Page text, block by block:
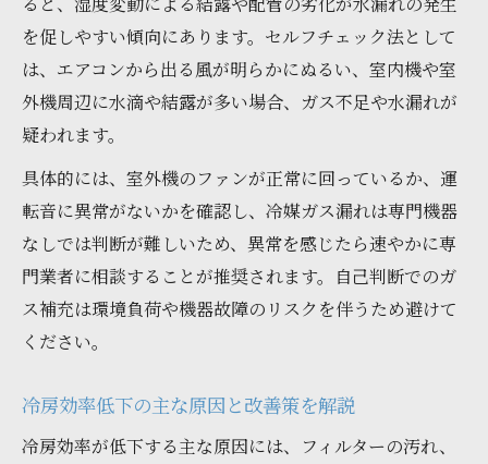
を促しやすい傾向にあります。セルフチェック法として
は、エアコンから出る風が明らかにぬるい、室内機や室
外機周辺に水滴や結露が多い場合、ガス不足や水漏れが
疑われます。
具体的には、室外機のファンが正常に回っているか、運
転音に異常がないかを確認し、冷媒ガス漏れは専門機器
なしでは判断が難しいため、異常を感じたら速やかに専
門業者に相談することが推奨されます。自己判断でのガ
ス補充は環境負荷や機器故障のリスクを伴うため避けて
ください。
冷房効率低下の主な原因と改善策を解説
冷房効率が低下する主な原因には、フィルターの汚れ、